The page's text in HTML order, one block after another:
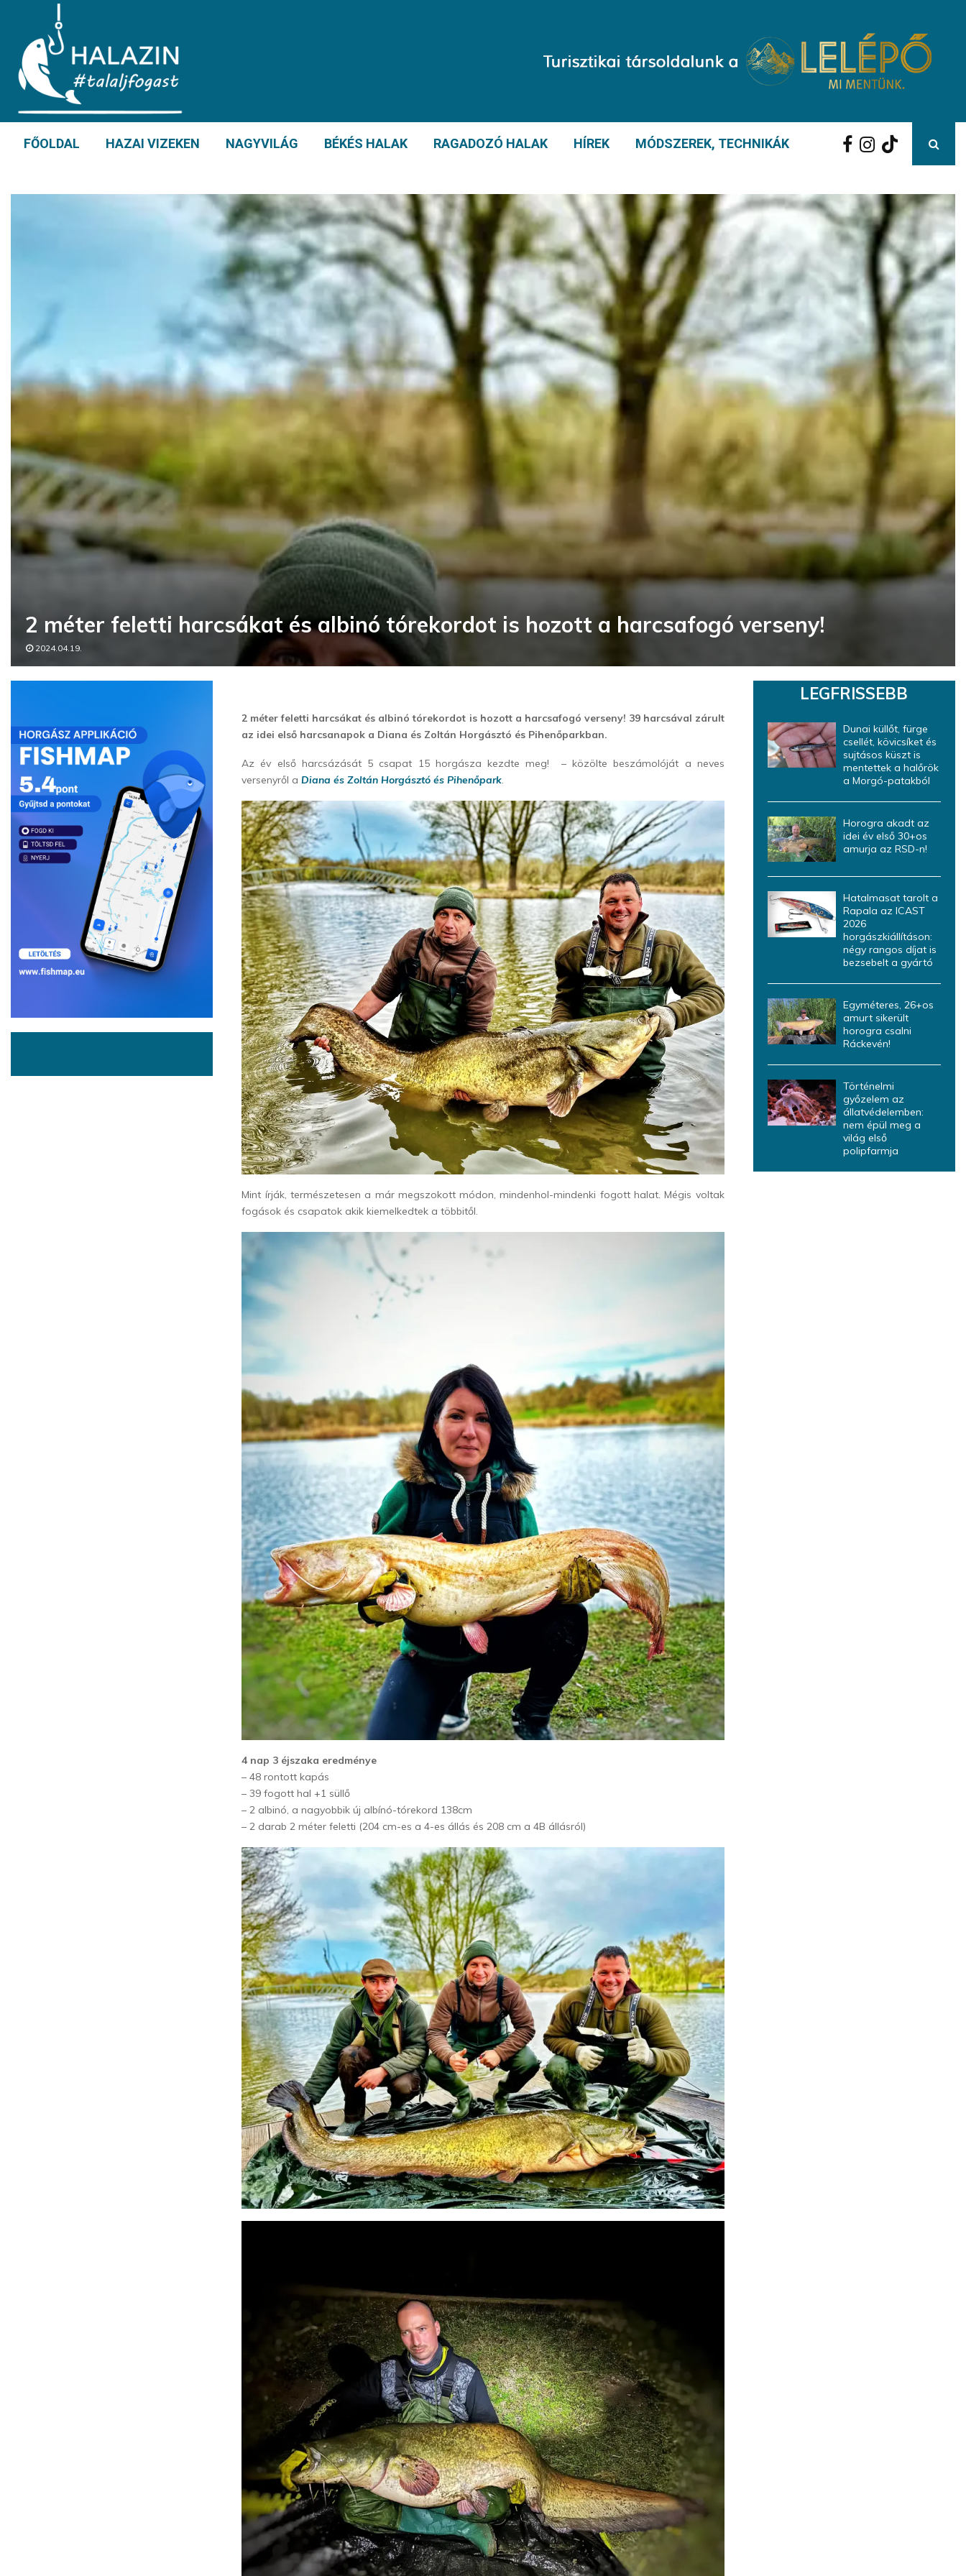
FŐOLDAL HAZAI VIZEKEN NAGYVILÁG BÉKÉS HALAK RAGADOZÓ HALAK HÍREK MÓDSZEREK, TECHNIKÁK
2 méter feletti harcsákat és albinó tórekordot is hozott a harcsafogó verseny!
2024.04.19.
2 méter feletti harcsákat és albinó tórekordot is hozott a harcsafogó verseny! 39 harcsával zárult
az idei első harcsanapok a Diana és Zoltán Horgásztó és Pihenőparkban.
Az év első harcsázását 5 csapat 15 horgásza kezdte meg! – közölte beszámolóját a neves
versenyről aDiana és Zoltán Horgásztó és Pihenőpark.
Mint írják, természetesen a már megszokott módon, mindenhol-mindenki fogott halat. Mégis voltak
fogások és csapatok akik kiemelkedtek a többitől.
4 nap 3 éjszaka eredménye
– 48 rontott kapás
– 39 fogott hal +1 süllő
– 2 albinó, a nagyobbik új albínó-tórekord 138cm
– 2 darab 2 méter feletti (204 cm-es a 4-es állás és 208 cm a 4B állásról)
LEGFRISSEBB
Dunai küllőt, fürge
csellét, kövicsíket és
sujtásos küszt is
mentettek a halőrök
a Morgó-patakból
Horogra akadt az
idei év első 30+os
amurja az RSD-n!
Hatalmasat tarolt a
Rapala az ICAST
2026
horgászkiállításon:
négy rangos díjat is
bezsebelt a gyártó
Egyméteres, 26+os
amurt sikerült
horogra csalni
Ráckevén!
Történelmi
győzelem az
állatvédelemben:
nem épül meg a
világ első
polipfarmja